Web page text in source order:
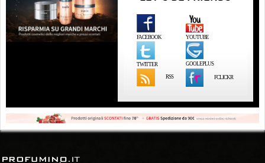
FACEBOOK YOUTUBE
TWITTER GOOLEPLUS
RSS FCLICKR